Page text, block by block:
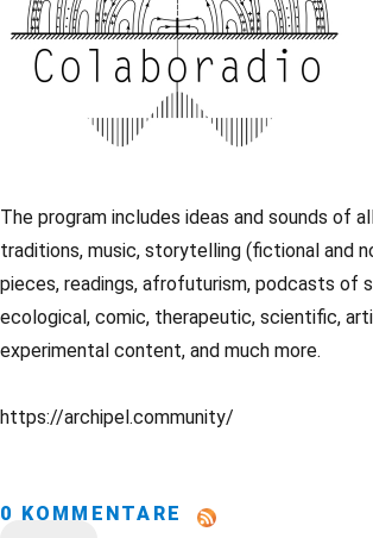
The program includes ideas and sounds of
traditions, music, storytelling (fictional and
pieces, readings, afrofuturism, podcasts of
ecological, comic, therapeutic, scientific,
experimental content, and much more.
https://archipel.community/
0 KOMMENTARE